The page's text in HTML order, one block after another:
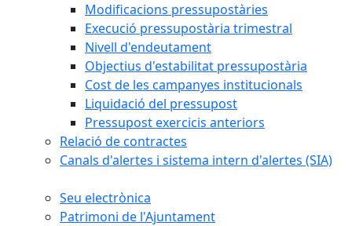
Modificacions pressupostàries
Execució pressupostària trimestral
Nivell d'endeutament
Objectius d'estabilitat pressupostària
Cost de les campanyes institucionals
Liquidació del pressupost
Pressupost exercicis anteriors
Relació de contractes
Canals d'alertes i sistema intern d'alertes (SIA)
Seu electrònica
Patrimoni de l'Ajuntament